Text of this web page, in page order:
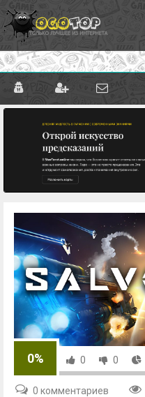
0% 0 0
0 комментариев